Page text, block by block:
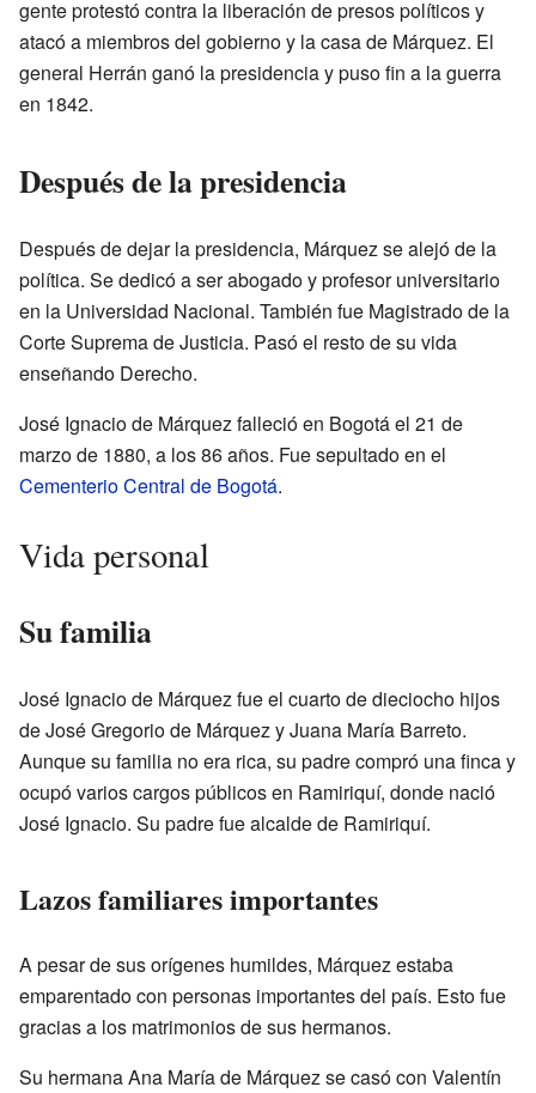
gente protestó contra la liberación de presos políticos y
atacó a miembros del gobierno y la casa de Márquez. El
general Herrán ganó la presidencia y puso fin a la guerra
en 1842.
Después de la presidencia
Después de dejar la presidencia, Márquez se alejó de la
política. Se dedicó a ser abogado y profesor universitario
en la Universidad Nacional. También fue Magistrado de la
Corte Suprema de Justicia. Pasó el resto de su vida
enseñando Derecho.
José Ignacio de Márquez falleció en Bogotá el 21 de
marzo de 1880, a los 86 años. Fue sepultado en el
Cementerio Central de Bogotá.
Vida personal
Su familia
José Ignacio de Márquez fue el cuarto de dieciocho hijos
de José Gregorio de Márquez y Juana María Barreto.
Aunque su familia no era rica, su padre compró una finca y
ocupó varios cargos públicos en Ramiriquí, donde nació
José Ignacio. Su padre fue alcalde de Ramiriquí.
Lazos familiares importantes
A pesar de sus orígenes humildes, Márquez estaba
emparentado con personas importantes del país. Esto fue
gracias a los matrimonios de sus hermanos.
Su hermana Ana María de Márquez se casó con Valentín